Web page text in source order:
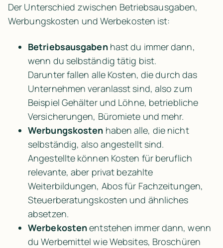
Der Unterschied zwischen Betriebsausgaben,
Werbungskosten und Werbekosten ist:
Betriebsausgaben hast du immer dann,
wenn du selbständig tätig bist.
Darunter fallen alle Kosten, die durch das
Unternehmen veranlasst sind, also zum
Beispiel Gehälter und Löhne, betriebliche
Versicherungen, Büromiete und mehr.
Werbungskosten haben alle, die nicht
selbständig, also angestellt sind.
Angestellte können Kosten für beruflich
relevante, aber privat bezahlte
Weiterbildungen, Abos für Fachzeitungen,
Steuerberatungskosten und ähnliches
absetzen.
Werbekosten entstehen immer dann, wenn
du Werbemittel wie Websites, Broschüren